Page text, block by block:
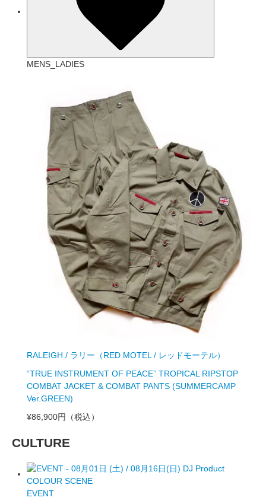
MENS_LADIES
RALEIGH / ラリー（RED MOTEL / レッドモーテル）
“TRUE INSTRUMENT OF PEACE” TROPICAL RIPSTOP
COMBAT JACKET & COMBAT PANTS (SUMMERCAMP
Ver.GREEN)
¥86,900円
（税込）
CULTURE
EVENT